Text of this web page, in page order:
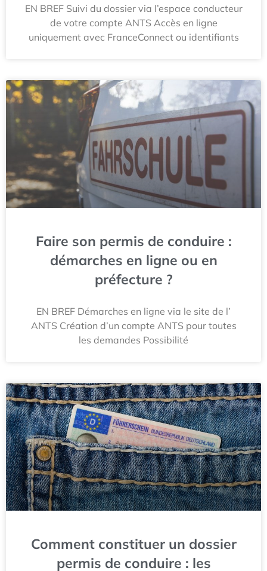
EN BREF Suivi du dossier via l’espace conducteur
de votre compte ANTS Accès en ligne
uniquement avec FranceConnect ou identifiants
Faire son permis de conduire :
démarches en ligne ou en
préfecture ?
EN BREF Démarches en ligne via le site de l’
ANTS Création d’un compte ANTS pour toutes
les demandes Possibilité
Comment constituer un dossier
permis de conduire : les